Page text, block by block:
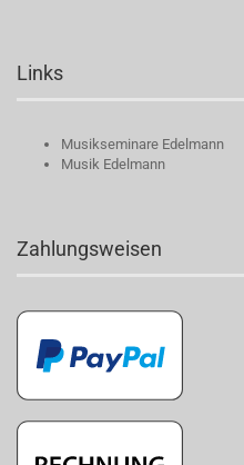
Links
Musikseminare Edelmann
Musik Edelmann
Zahlungsweisen